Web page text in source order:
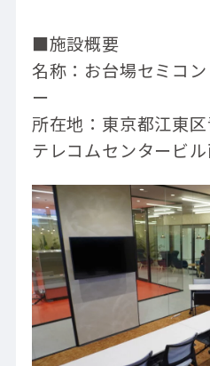
■施設概要
名称：お台場セミコ
ー
所在地：東京都江東
テレコムセンタービ